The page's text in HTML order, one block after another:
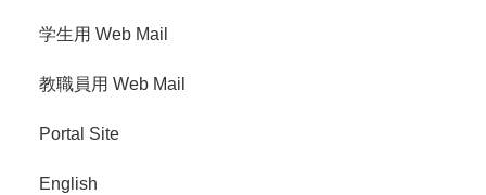
学生用 Web Mail
教職員用 Web Mail
Portal Site
English